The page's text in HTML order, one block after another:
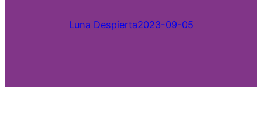
Luna Despierta2023-09-05